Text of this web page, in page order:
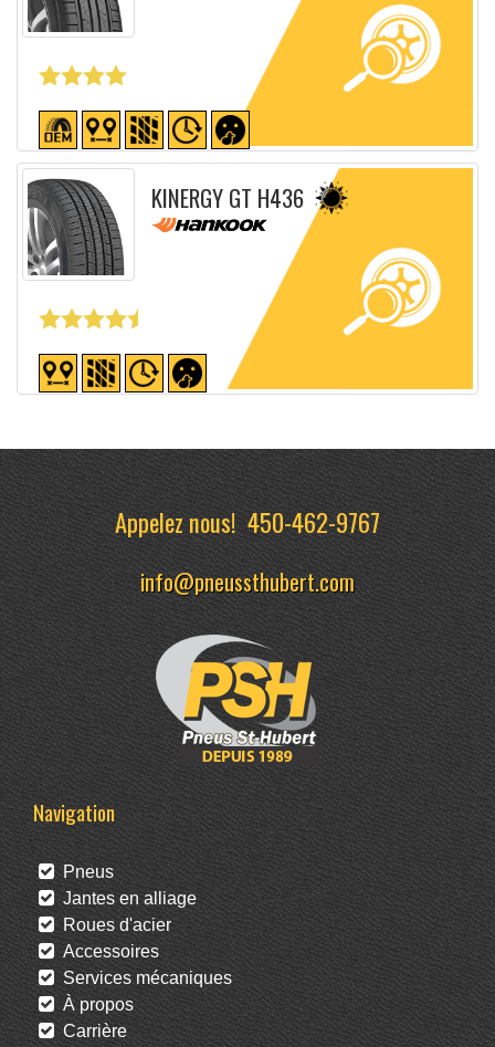
Fiche détaillée
KINERGY GT H436
Appelez nous!450-462-9767
info@pneussthubert.com
Navigation
Pneus
Jantes en alliage
Roues d'acier
Accessoires
Services mécaniques
À propos
Carrière